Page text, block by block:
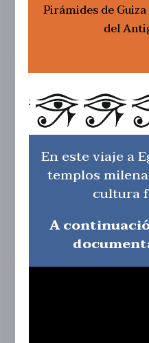
Pirámides de
del
En este viaje a
templos
cultura
A